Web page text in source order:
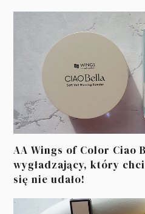
AA Wings of Color Ciao
wygładzający, który
się nie udało!